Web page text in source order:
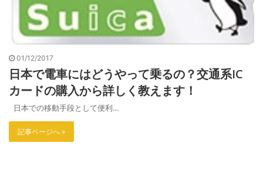
01/12/2017
日本で電車にはどうやって乗るの？交通系IC
カードの購入から詳しく教えます！
日本での移動手段として便利…
記事ページへ »